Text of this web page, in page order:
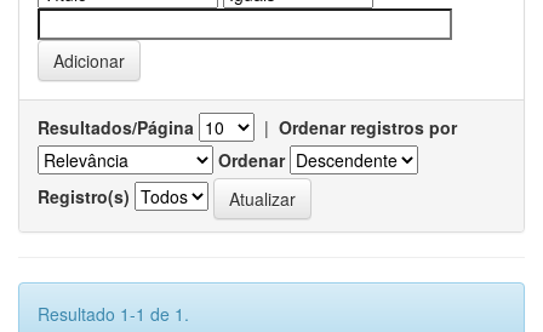
Resultados/Página | Ordenar registros por
Ordenar
Registro(s)
Resultado 1-1 de 1.